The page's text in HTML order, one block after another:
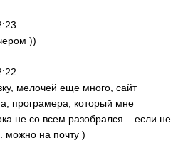
))
мелочей еще много, сайт
програмера, который мне
не со всем разобрался... если не
можно на почту )